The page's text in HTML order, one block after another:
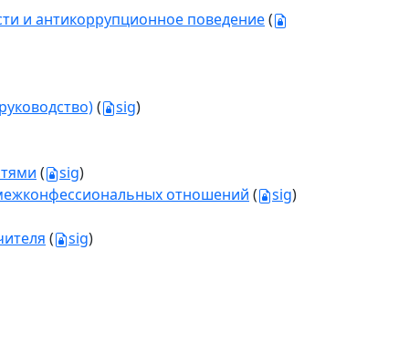
и антикоррупционное поведение(
( sig)
( sig)
отношений ( sig)
( sig)